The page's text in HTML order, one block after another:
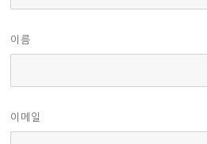
이름
이메일